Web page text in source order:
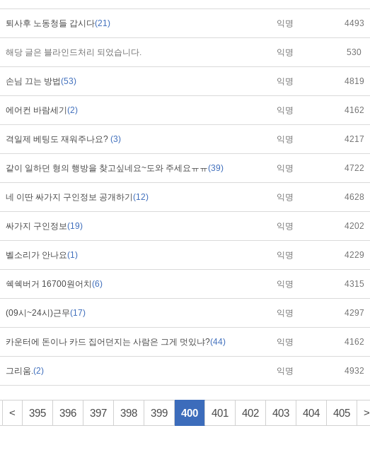
퇴사후 노동청들 갑시다(21) 익명 4493
해당 글은 블라인드처리 되었습니다. 익명 530
손님 끄는 방법(53) 익명 4819
에어컨 바람세기 (2) 익명 4162
격일제 베팅도 재워주나요? (3) 익명 4217
같이 일하던 형의 행방을 찾고싶네요~도와 주세요ㅠㅠ(39) 익명 4722
네 이딴 싸가지 구인정보 공개하기 (12) 익명 4628
싸가지 구인정보(19) 익명 4202
벨소리가 안나요(1) 익명 4229
쉑쉑버거 16700원어치 (6) 익명 4315
(09시~24시)근무(17) 익명 4297
카운터에 돈이나 카드 집어던지는 사람은 그게 멋있냐?(44) 익명 4162
그리움.(2) 익명 4932
< 395 396 397 398 399 400 401 402 403 404 405 >